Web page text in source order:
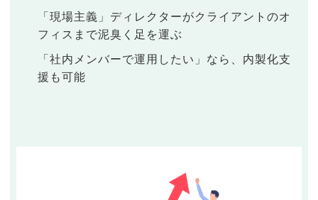
「現場主義」ディレクターがクライアントのオ
フィスまで泥臭く足を運ぶ
「社内メンバーで運用したい」なら、内製化支
援も可能